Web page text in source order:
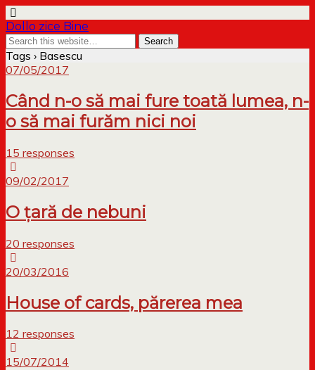
Dollo zice Bine
Tags › Basescu
07/05/2017
Când n-o să mai fure toată lumea, n-
o să mai furăm nici noi
15 responses
09/02/2017
O țară de nebuni
20 responses
20/03/2016
House of cards, părerea mea
12 responses
15/07/2014